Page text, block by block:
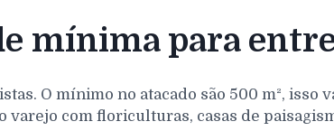
mínima para
O mínimo no atacado são 500 m²,
com floriculturas, casas de